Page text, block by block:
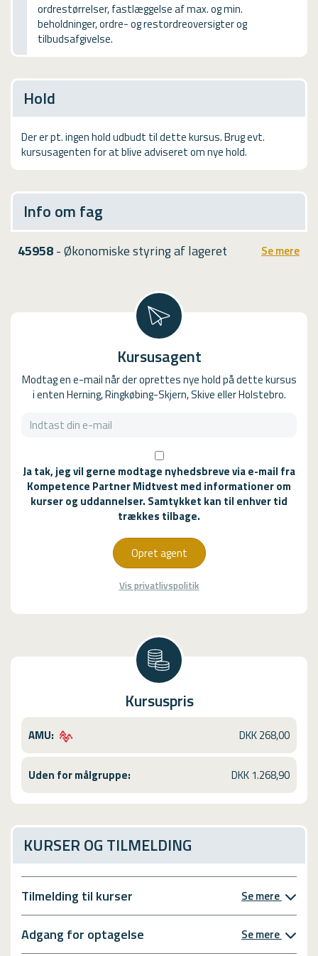
USMA
Videoguides
ordrestørrelser, fastlæggelse af max. og min.
beholdninger, ordre- og restordreoversigter og
tilbudsafgivelse.
Hold
Der er pt. ingen hold udbudt til dette kursus. Brug evt.
kursusagenten for at blive adviseret om nye hold.
Info om fag
45958- Økonomiske styring af lageret Se mere
Kursusagent
Modtag en e-mail når der oprettes nye hold på dette kursus
i enten Herning, Ringkøbing-Skjern, Skive eller Holstebro.
Ja tak, jeg vil gerne modtage nyhedsbreve via e-mail fra
Kompetence Partner Midtvest med informationer om
kurser og uddannelser. Samtykket kan til enhver tid
trækkes tilbage.
Opret agent
Vis privatlivspolitik
Kursuspris
AMU: DKK 268,00
Uden for målgruppe: DKK 1.268,90
KURSER OG TILMELDING
Tilmelding til kurser Se mere
Adgang for optagelse Se mere